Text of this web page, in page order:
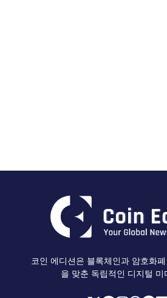
코인 에디션은 블록체인과 암호화
을 맞춘 독립적인 디지털 미